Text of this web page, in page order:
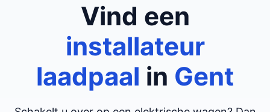
Vind een
installateur
laadpaal in Gent